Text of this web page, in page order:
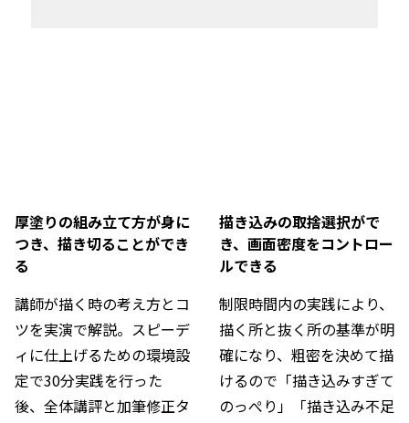
厚塗りの組み立て方が身に
つき、描き切ることができ
る
講師が描く時の考え方とコ
ツを実演で解説。スピーデ
ィに仕上げるための環境設
定で30分実践を行った
後、全体講評と加筆修正タ
描き込みの取捨選択がで
き、画面密度をコントロー
ルできる
制限時間内の実践により、
描く所と抜く所の基準が明
確になり、粗密を決めて描
けるので「描き込みすぎて
のっぺり」「描き込み不足